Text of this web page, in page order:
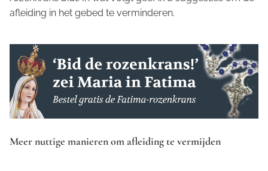
afleiding in het gebed te verminderen.
Meer nuttige manieren om afleiding te vermijden